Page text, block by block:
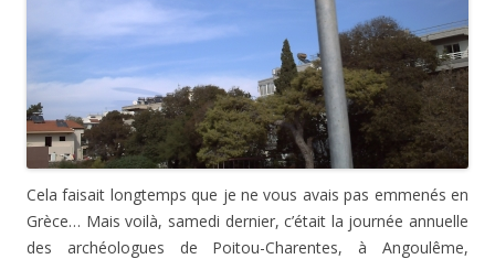
Cela faisait longtemps que je ne vous avais pas emmenés en
Grèce… Mais voilà, samedi dernier, c’était la journée annuelle
des archéologues de Poitou-Charentes, à Angoulême,